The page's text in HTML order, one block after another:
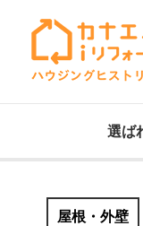
選ば
屋根・外壁